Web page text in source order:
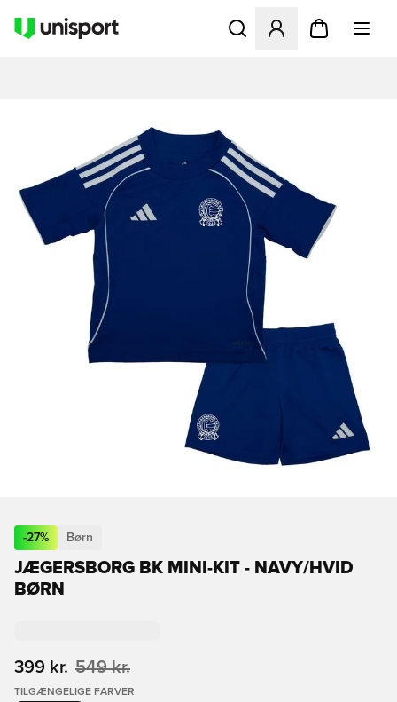
Åbner en Modal til at
-27% Børn
JÆGERSBORG BK MINI-KIT - NAVY/HVID
BØRN
399 kr. 549 kr.
TILGÆNGELIGE FARVER